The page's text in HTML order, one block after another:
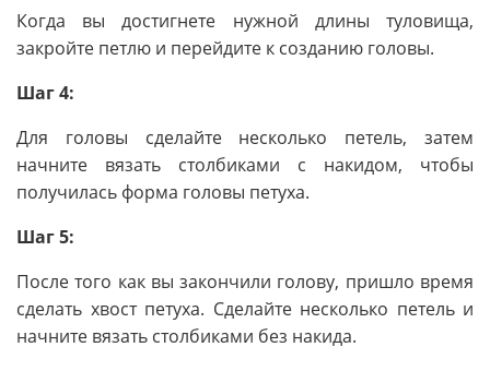
Когда вы достигнете нужной длины туловища,
закройте петлю и перейдите к созданию головы.
Шаг 4:
Для головы сделайте несколько петель, затем
начните вязать столбиками с накидом, чтобы
получилась форма головы петуха.
Шаг 5:
После того как вы закончили голову, пришло время
сделать хвост петуха. Сделайте несколько петель и
начните вязать столбиками без накида.